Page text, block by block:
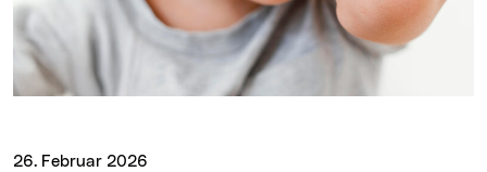
26. Februar 2026